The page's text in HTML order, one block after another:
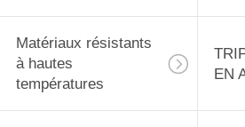
Matériaux résistants
à hautes
températures
EN